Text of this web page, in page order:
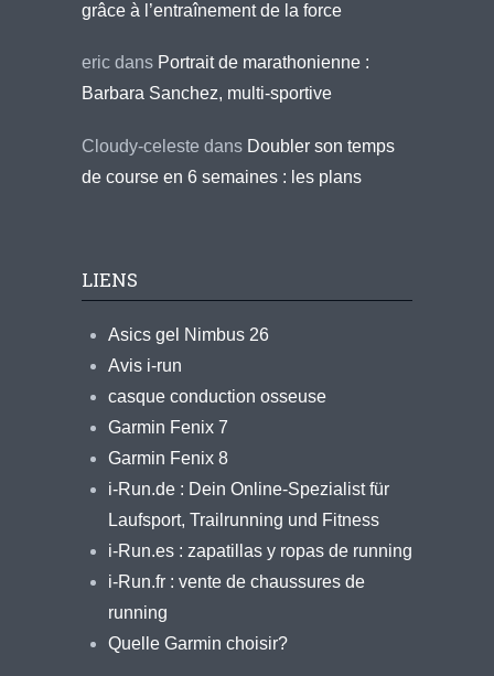
grâce à l’entraînement de la force
eric dans Portrait de marathonienne :
Barbara Sanchez, multi-sportive
Cloudy-celeste dans Doubler son temps
de course en 6 semaines : les plans
LIENS
Asics gel Nimbus 26
Avis i-run
casque conduction osseuse
Garmin Fenix 7
Garmin Fenix 8
i-Run.de : Dein Online-Spezialist für
Laufsport, Trailrunning und Fitness
i-Run.es : zapatillas y ropas de running
i-Run.fr : vente de chaussures de
running
Quelle Garmin choisir?